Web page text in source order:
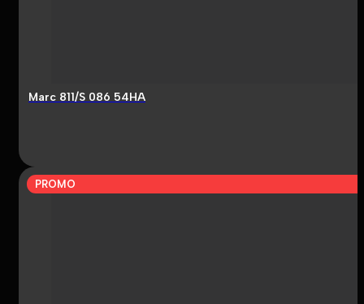
Marc 811/S 086 54HA
PROMO